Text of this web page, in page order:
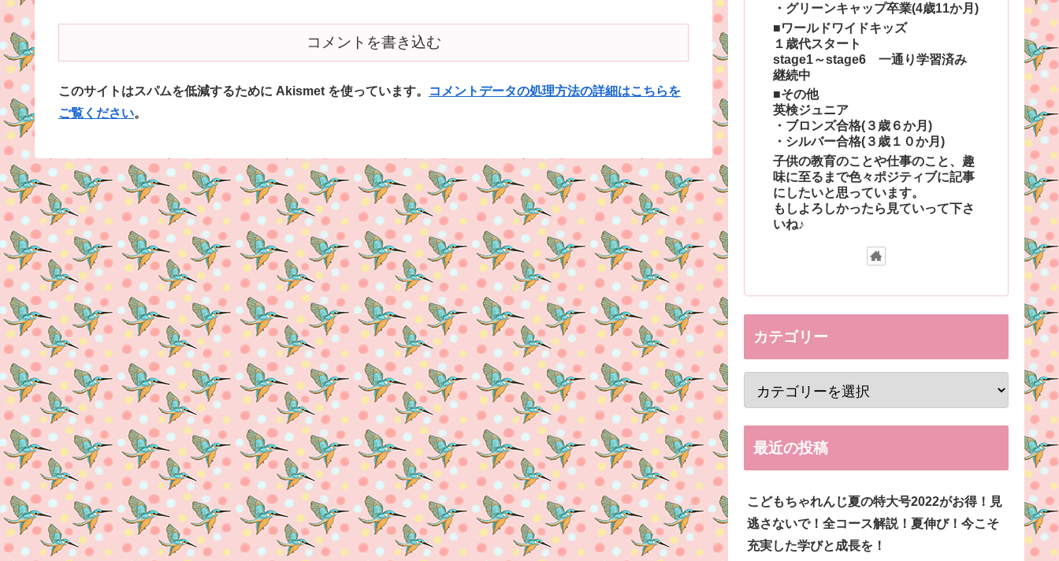
コメントを書き込む
このサイトはスパムを低減するために Akismet を使っています。
コメントデータの処理方法の詳細はこちらを
ご覧ください。
・グリーンキャップ卒業(4歳11か月)
■ワールドワイドキッズ
１歳代スタート
stage1～stage6 一通り学習済み
継続中
■その他
英検ジュニア
・ブロンズ合格(３歳６か月)
・シルバー合格(３歳１０か月)
子供の教育のことや仕事のこと、趣
味に至るまで色々ポジティブに記事
にしたいと思っています。
もしよろしかったら見ていって下さ
いね♪
カテゴリー
最近の投稿
こどもちゃれんじ夏の特大号2022がお得！見
逃さないで！全コース解説！夏伸び！今こそ
充実した学びと成長を！